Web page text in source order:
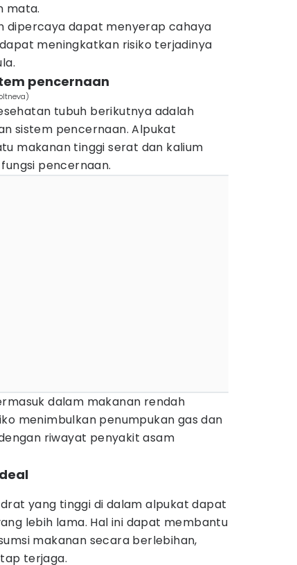
mata.
dipercaya dapat menyerap cahaya
meningkatkan risiko terjadinya
pencernaan
tubuh berikutnya adalah
sistem pencernaan. Alpukat
makanan tinggi serat dan kalium
pencernaan.
dalam makanan rendah
menimbulkan penumpukan gas dan
riwayat penyakit asam
yang tinggi di dalam alpukat dapat
lebih lama. Hal ini dapat membantu
makanan secara berlebihan,
terjaga.